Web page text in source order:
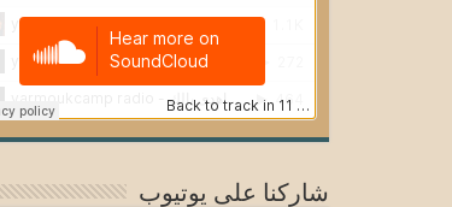
شاركنا على يوتيوب